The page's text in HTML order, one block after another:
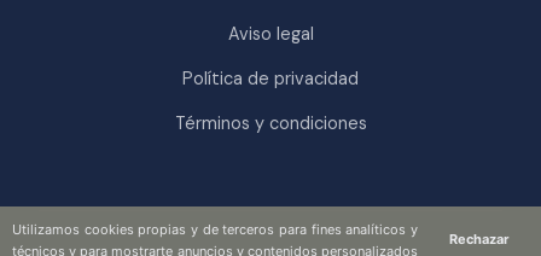
Utilizamos cookies propias y de terceros para fines analíticos y
técnicos y para mostrarte anuncios y contenidos personalizados
Rechazar
Aviso legal
Política de privacidad
Términos y condiciones